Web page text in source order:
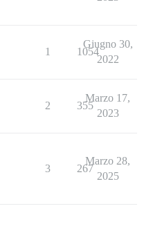
1 1054
Giugno 30,
2022
2 355
Marzo 17,
2023
3 267
Marzo 28,
2025